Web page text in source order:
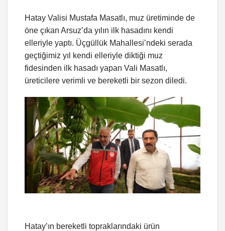
Hatay Valisi Mustafa Masatlı, muz üretiminde de
öne çıkan Arsuz’da yılın ilk hasadını kendi
elleriyle yaptı. Üçgüllük Mahallesi’ndeki serada
geçtiğimiz yıl kendi elleriyle diktiği muz
fidesinden ilk hasadı yapan Vali Masatlı,
üreticilere verimli ve bereketli bir sezon diledi.
Hatay’ın bereketli topraklarındaki ürün